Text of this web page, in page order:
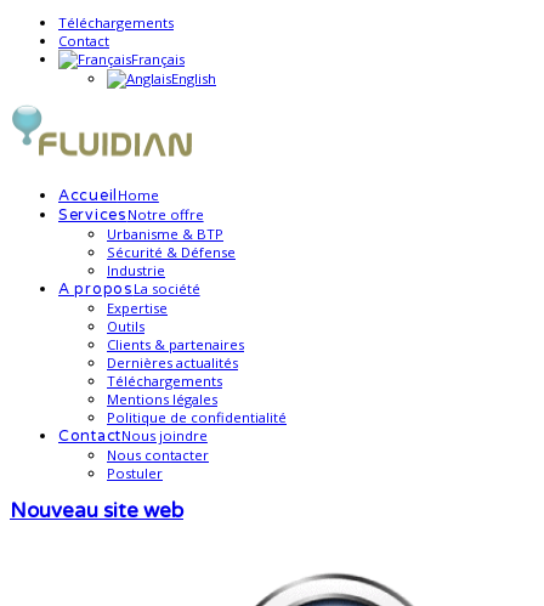
Téléchargements
Contact
Français
English
Accueil Home
Services Notre offre
Urbanisme & BTP
Sécurité & Défense
Industrie
A propos La société
Expertise
Outils
Clients & partenaires
Dernières actualités
Téléchargements
Mentions légales
Politique de confidentialité
ContactNous joindre
Nous contacter
Postuler
Nouveau site web